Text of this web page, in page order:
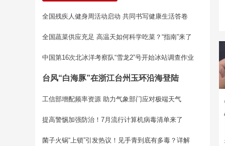
全国残疾人健身周活动启动 共同书写健康生活答卷
全国蔬菜供应充足 高温天如何科学吃菜？“指南”来了
中国第16次北冰洋考察队“雪龙2”号开始冰站调查作业
台风“白海豚”在浙江台州玉环沿海登陆
工信部增配频率资源 助力气象部门应对极端天气
提高警惕加强防治！7月流行计算机病毒清单来了
菌子火锅“上锁”引发热议！见手青到底有多毒？详解